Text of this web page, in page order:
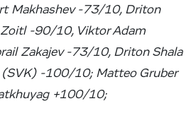
Makhashev -73/10, Driton
-90/10, Viktor Adam
Zakajev -73/10, Driton Shala
-100/10; Matteo Gruber
+100/10;